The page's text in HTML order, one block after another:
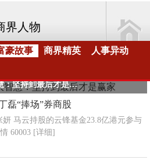
界人物
豪故事 商界精英
人事异动
鲁冠球在萧条中飞跃的大智慧：坚持到最后才是赢家
磊“捧场”券商股
妍 马云持股的云锋基金23.8亿港元参与
60003 [详细]